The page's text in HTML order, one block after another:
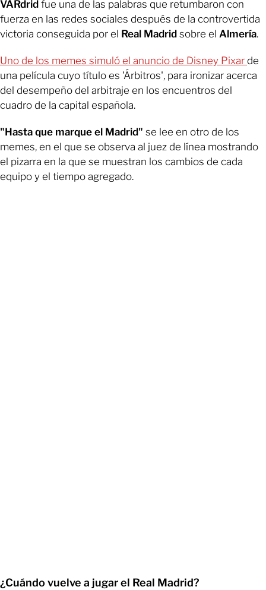
VARdrid fue una de las palabras que retumbaron con
fuerza en las redes sociales después de la controvertida
victoria conseguida por el Real Madrid sobre el Almería.
Uno de los memes simuló el anuncio de Disney Pixar de
una película cuyo título es 'Árbitros', para ironizar acerca
del desempeño del arbitraje en los encuentros del
cuadro de la capital española.
"Hasta que marque el Madrid" se lee en otro de los
memes, en el que se observa al juez de línea mostrando
el pizarra en la que se muestran los cambios de cada
equipo y el tiempo agregado.
¿Cuándo vuelve a jugar el Real Madrid?